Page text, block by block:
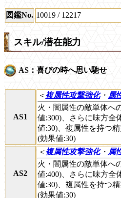
図鑑No. 10019 / 12217
スキル/潜在能力
AS：喜びの時へ思い馳せ
AS1
＜複属性攻撃強化・ 属
火・闇属性の敵単体へ
値:300)、さらに味方全
値:30)、複属性を持つ
(効果値:30)
AS2
＜複属性攻撃強化・ 属
火・闇属性の敵単体へ
値:400)、さらに味方全
値:30)、複属性を持つ
(効果値:30)